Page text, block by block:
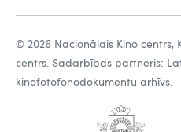
© 2026 Nacionālais Kino centrs,
centrs. Sadarbības partneris:
kinofotofonodokumentu arhīvs.